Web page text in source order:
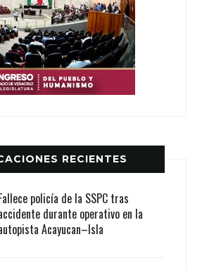
RECIENTES
policía de la SSPC tras
durante operativo en la
Acayucan–Isla